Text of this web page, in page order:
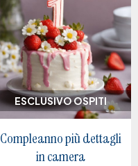
ESCLUSIVO OSPITI
Compleanno più dettagli
in camera